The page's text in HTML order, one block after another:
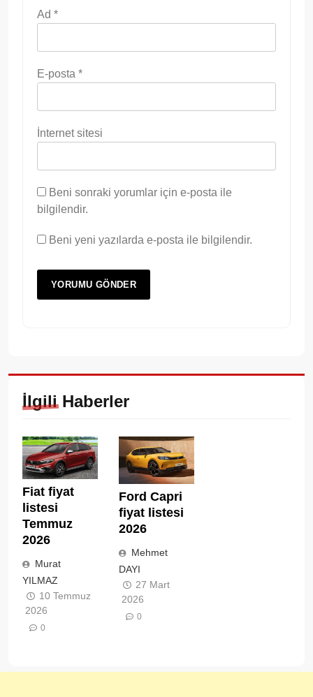
Ad *
E-posta *
İnternet sitesi
Beni sonraki yorumlar için e-posta ile
bilgilendir.
Beni yeni yazılarda e-posta ile bilgilendir.
İlgili Haberler
Fiat fiyat
listesi
Temmuz
2026
Murat
YILMAZ
10 Temmuz
2026
0
Ford Capri
fiyat listesi
2026
Mehmet
DAYI
27 Mart
2026
0